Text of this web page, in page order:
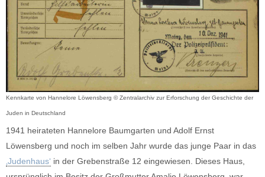
Kennkarte von Hannelore Löwensberg © Zentralarchiv zur Erforschung der Geschichte der
Juden in Deutschland
1941 heirateten Hannelore Baumgarten und Adolf Ernst
Löwensberg und noch im selben Jahr wurde das junge Paar in das
‚Judenhaus‘ in der Grebenstraße 12 eingewiesen. Dieses Haus,